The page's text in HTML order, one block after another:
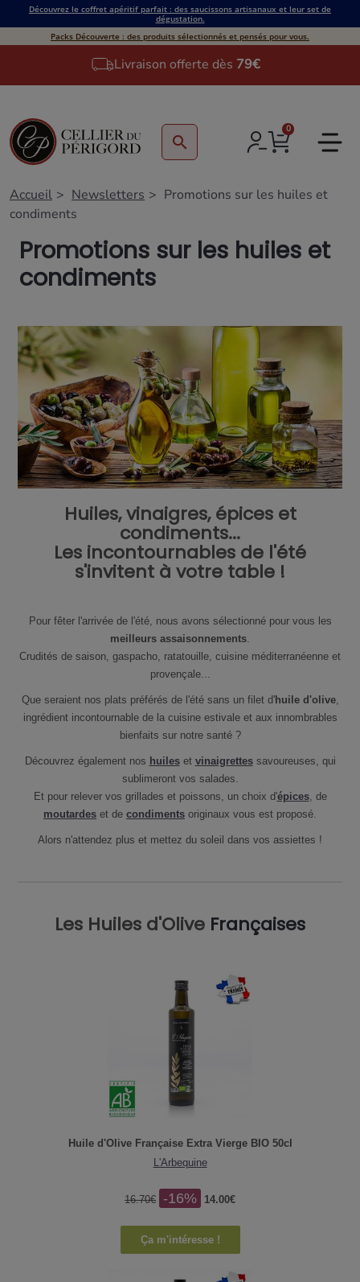
Découvrez le coffret apéritif parfait : des saucissons artisanaux et leur set de
dégustation.
Packs Découverte : des produits sélectionnés et pensés pour vous.
Livraison offerte dès 79€
search
0
Accueil Newsletters
Promotions sur les huiles et
condiments
Promotions sur les huiles et
condiments
Huiles, vinaigres, épices et
condiments...
Les incontournables de l'été
s'invitent à votre table !
Pour fêter l'arrivée de l'été, nous avons sélectionné pour vous les
meilleurs assaisonnements.
Crudités de saison, gaspacho, ratatouille, cuisine méditerranéenne et
provençale...
Que seraient nos plats préférés de l'été sans un filet d'huile d'olive,
ingrédient incontournable de la cuisine estivale et aux innombrables
bienfaits sur notre santé ?
Découvrez également nos huileset vinaigrettessavoureuses, qui
sublimeront vos salades.
Et pour relever vos grillades et poissons, un choix d'épices, de
moutardes et de condiments originaux vous est proposé.
Alors n'attendez plus et mettez du soleil dans vos assiettes !
Les Huiles d'Olive Françaises
Huile d'Olive Française Extra Vierge BIO 50cl
L'Arbequine
16.70€ -16% 14.00€
Ça m'intéresse !